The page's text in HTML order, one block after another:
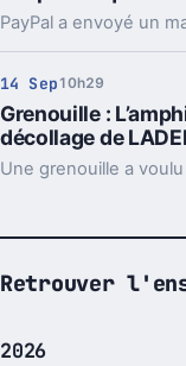
14 Sep 10h29
Grenouille :
décollage de
Retrouver
2026